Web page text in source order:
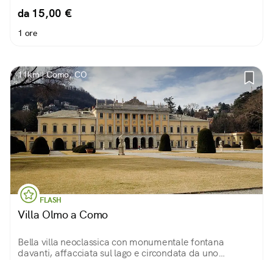
da 15,00 €
1 ore
11km | Como, CO
FLASH
Villa Olmo a Como
Bella villa neoclassica con monumentale fontana
davanti, affacciata sul lago e circondata da uno